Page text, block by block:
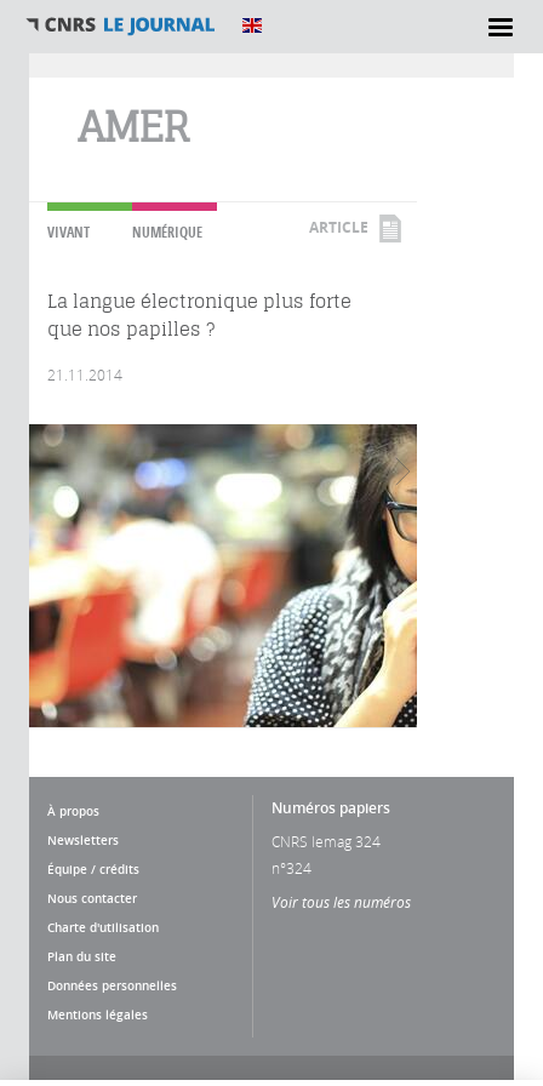
AMER
VIVANT NUMÉRIQUE ARTICLE
La langue électronique plus forte
que nos papilles ?
21.11.2014
À propos
Newsletters
Équipe / crédits
Nous contacter
Charte d'utilisation
Plan du site
Données personnelles
Mentions légales
Numéros papiers
CNRS lemag 324
n°324
Voir tous les numéros